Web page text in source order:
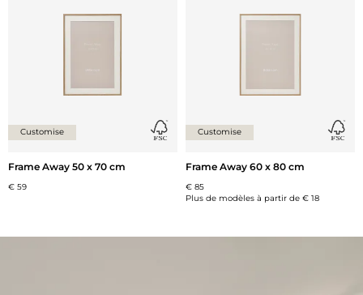
Customise
Frame Away 50 x 70 cm
€ 59
Customise
Frame Away 60 x 80 cm
€ 85
Plus de modèles à partir de € 18